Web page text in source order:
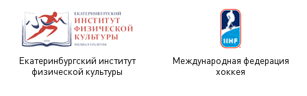
Екатеринбургский институт
физической культуры
Международная федерация
хоккея